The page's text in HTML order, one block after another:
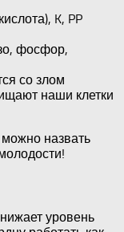
K, PP
фосфор,
со злом
наши клетки
назвать
уровень